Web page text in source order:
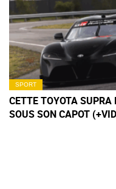
SPORT
CETTE TOYOTA SUPRA
SOUS SON CAPOT